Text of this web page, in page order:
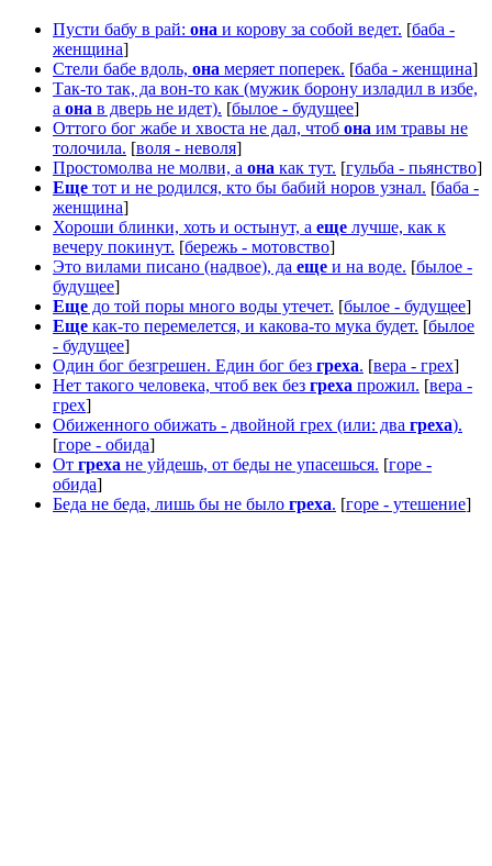
Пусти бабу в рай: она и корову за собой ведет. [баба -
женщина]
Стели бабе вдоль, она меряет поперек. [баба - женщина]
Так-то так, да вон-то как (мужик борону изладил в избе,
а она в дверь не идет). [былое - будущее]
Оттого бог жабе и хвоста не дал, чтоб она им травы не
толочила. [воля - неволя]
Простомолва не молви, а она как тут. [гульба - пьянство]
Еще тот и не родился, кто бы бабий норов узнал. [баба -
женщина]
Хороши блинки, хоть и остынут, а еще лучше, как к
вечеру покинут. [бережь - мотовство]
Это вилами писано (надвое), да еще и на воде. [былое -
будущее]
Еще до той поры много воды утечет. [былое - будущее]
Еще как-то перемелется, и какова-то мука будет. [былое
- будущее]
Один бог безгрешен. Един бог без греха. [вера - грех]
Нет такого человека, чтоб век без греха прожил. [вера -
грех]
Обиженного обижать - двойной грех (или: два греха).
[горе - обида]
От греха не уйдешь, от беды не упасешься. [горе -
обида]
Беда не беда, лишь бы не было греха. [горе - утешение]